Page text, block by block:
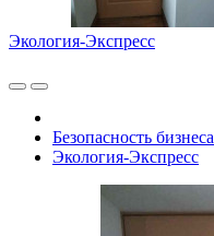
Экология-Экспресс
Безопасность бизнеса
Экология-Экспресс